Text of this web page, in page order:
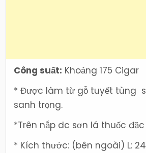
Công suất: Khoảng 175 Cigar
* Được làm từ gỗ tuyết tùng
sanh trọng.
*Trên nắp dc sơn lá thuốc
* Kích thước: (bên ngoài) L: